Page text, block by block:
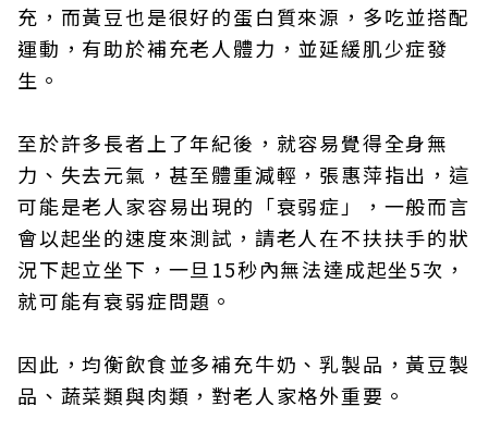
充，而黃豆也是很好的蛋白質來源，多吃並搭配
運動，有助於補充老人體力，並延緩肌少症發
生。
至於許多長者上了年紀後，就容易覺得全身無
力、失去元氣，甚至體重減輕，張惠萍指出，這
可能是老人家容易出現的「衰弱症」，一般而言
會以起坐的速度來測試，請老人在不扶扶手的狀
況下起立坐下，一旦15秒內無法達成起坐5次，
就可能有衰弱症問題。
因此，均衡飲食並多補充牛奶、乳製品，黃豆製
品、蔬菜類與肉類，對老人家格外重要。